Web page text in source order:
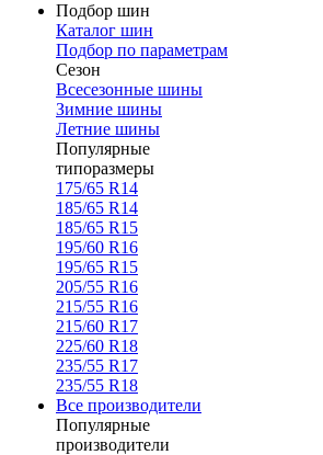
Подбор шин
Каталог шин
Подбор по параметрам
Сезон
Всесезонные шины
Зимние шины
Летние шины
Популярные
типоразмеры
175/65 R14
185/65 R14
185/65 R15
195/60 R16
195/65 R15
205/55 R16
215/55 R16
215/60 R17
225/60 R18
235/55 R17
235/55 R18
Все производители
Популярные
производители